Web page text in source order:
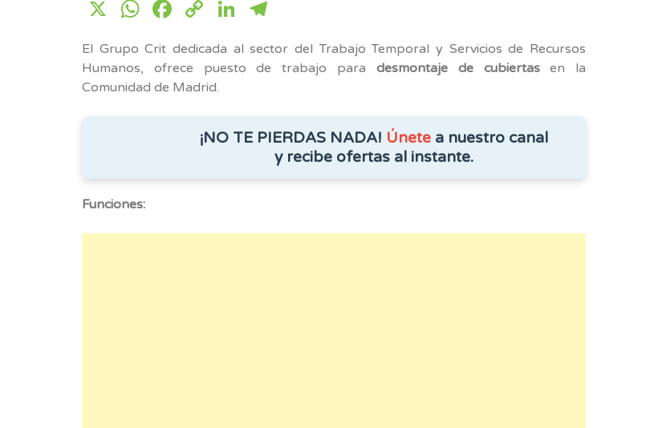
X WhatsApp
Facebook
CopyLinkedIn
El Grupo Crit dedicada al sector del Trabajo Temporal y Servicios de Recursos
Humanos, ofrece puesto de trabajo para desmontaje de cubiertasen la
Comunidad de Madrid.
¡NO TE PIERDAS NADA! Únete a nuestro canal
y recibe ofertas al instante.
Funciones: